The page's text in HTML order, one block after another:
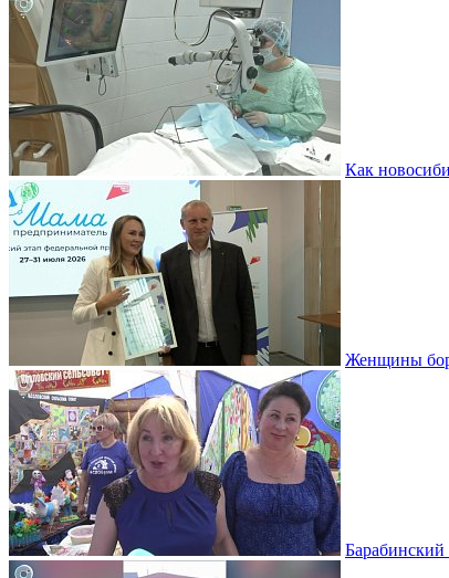
Как
Женщины
Барабинский